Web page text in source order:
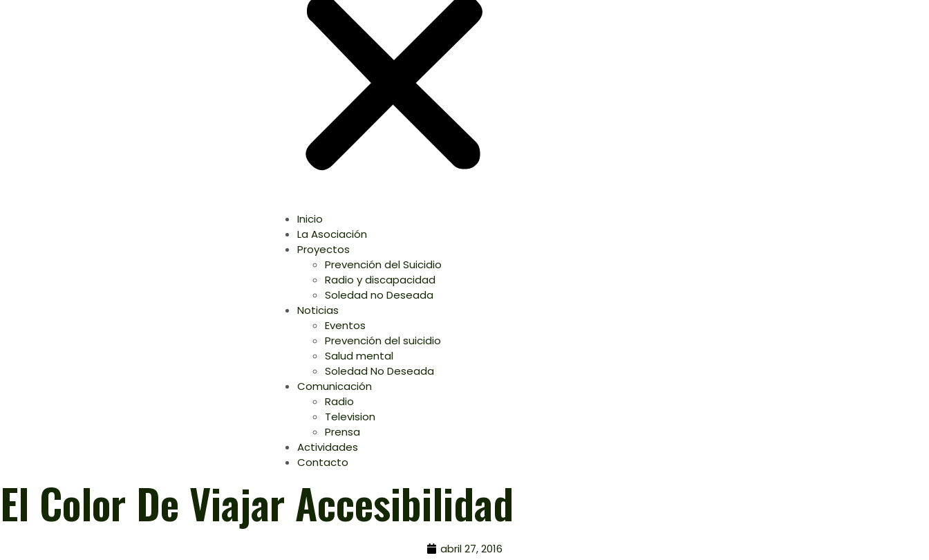
Inicio
La Asociación
Proyectos
Prevención del Suicidio
Radio y discapacidad
Soledad no Deseada
Noticias
Eventos
Prevención del suicidio
Salud mental
Soledad No Deseada
Comunicación
Radio
Television
Prensa
Actividades
Contacto
El Color De Viajar Accesibilidad
abril 27, 2016